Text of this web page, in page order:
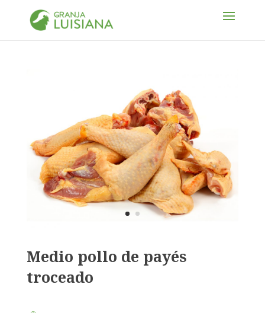
Medio pollo de payés
troceado